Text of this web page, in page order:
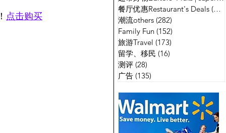
点击购买
餐厅优惠Restaurant's Deals (134)
潮流others (282)
Family Fun (152)
旅游Travel (173)
留学、移民 (16)
测评 (28)
广告 (135)